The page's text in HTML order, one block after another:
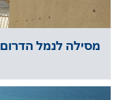
מסילה לנמל הדרום